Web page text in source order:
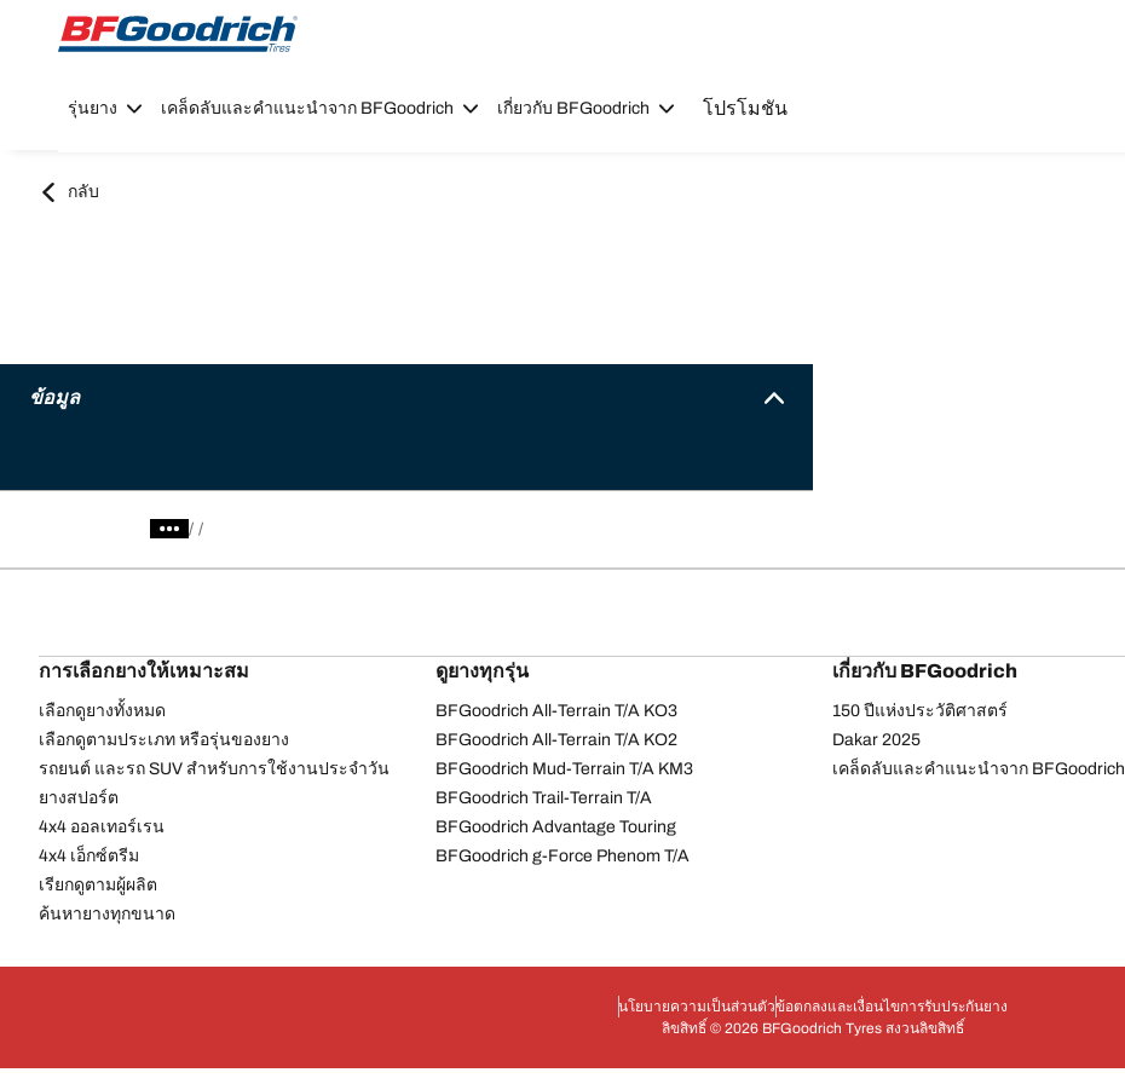
Go to page content
Go to page navigation
รุ่นยาง เคล็ดลับและคำแนะนำจาก BFGoodrich เกี่ยวกับ BFGoodrich โปรโมชัน
กลับ
ข้อมูล
/
การเลือกยางให้เหมาะสม
เลือกดูยางทั้งหมด
เลือกดูตามประเภท หรือรุ่นของยาง
รถยนต์ และรถ SUV สำหรับการใช้งานประจำวัน
ยางสปอร์ต
4x4 ออลเทอร์เรน​
4x4 เอ็กซ์ตรีม​
เรียกดูตามผู้ผลิต
ค้นหายางทุกขนาด
ดูยางทุกรุ่น
BFGoodrich All-Terrain T/A KO3
BFGoodrich All-Terrain T/A KO2
BFGoodrich Mud-Terrain T/A KM3
BFGoodrich Trail-Terrain T/A
BFGoodrich Advantage Touring
BFGoodrich g-Force Phenom T/A
เกี่ยวกับ BFGoodrich
150 ปีแห่งประวัติศาสตร์
Dakar 2025
เคล็ดลับและคำแนะนำจาก BFGoodrich
นโยบายความเป็นส่วนตัวข้อตกลงและเงื่อนไขการรับประกันยาง
ลิขสิทธิ์ © 2026 BFGoodrich Tyres สงวนลิขสิทธิ์